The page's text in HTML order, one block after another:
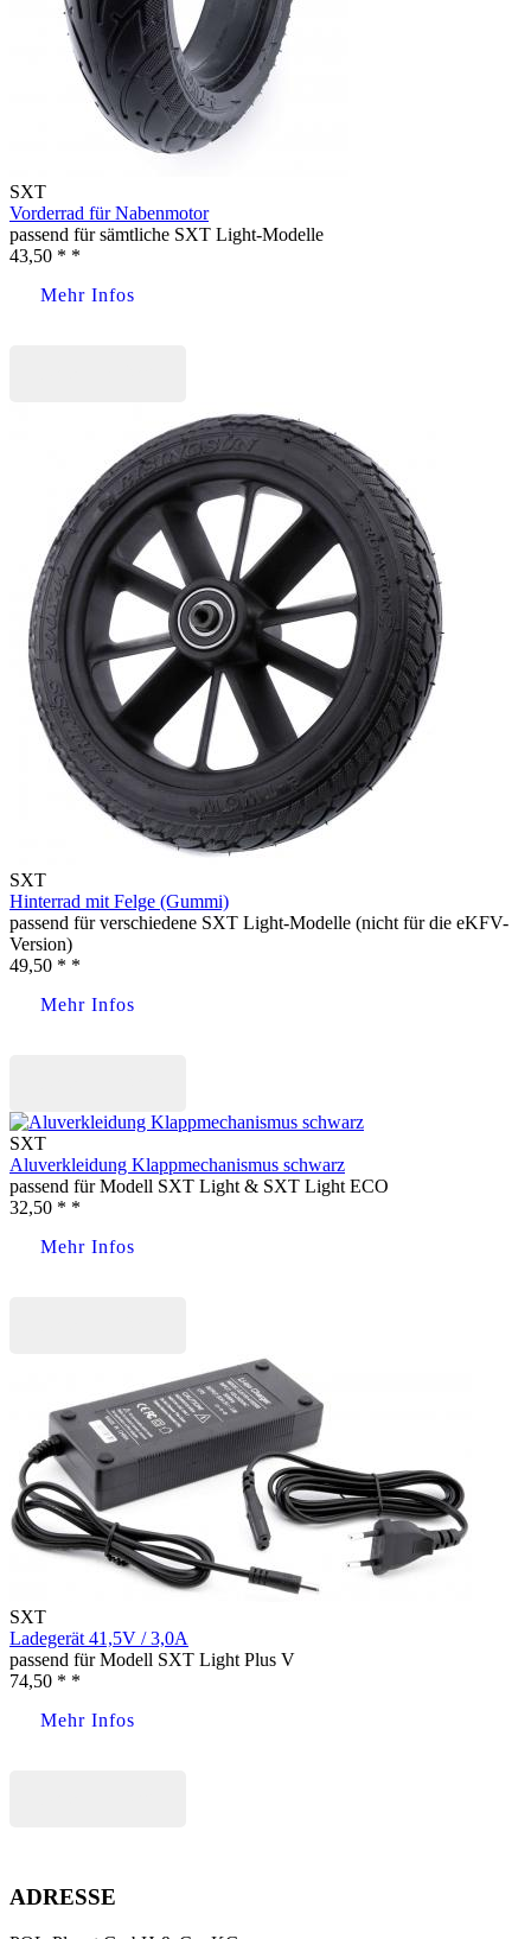
SXT
Vorderrad für Nabenmotor
passend für sämtliche SXT Light-Modelle
43,50 * *
Mehr Infos
SXT
Hinterrad mit Felge (Gummi)
passend für verschiedene SXT Light-Modelle (nicht für die eKFV-
Version)
49,50 * *
Mehr Infos
SXT
Aluverkleidung Klappmechanismus schwarz
passend für Modell SXT Light & SXT Light ECO
32,50 * *
Mehr Infos
SXT
Ladegerät 41,5V / 3,0A
passend für Modell SXT Light Plus V
74,50 * *
Mehr Infos
ADRESSE